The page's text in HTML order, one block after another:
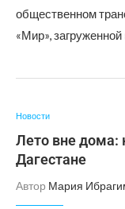
общественном
«Мир», загруженной
Новости
Лето вне дома:
Дагестане
Автор Мария